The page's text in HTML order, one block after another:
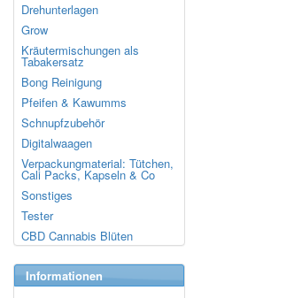
Drehunterlagen
Grow
Kräutermischungen als
Tabakersatz
Bong Reinigung
Pfeifen & Kawumms
Schnupfzubehör
Digitalwaagen
Verpackungmaterial: Tütchen,
Cali Packs, Kapseln & Co
Sonstiges
Tester
CBD Cannabis Blüten
Informationen